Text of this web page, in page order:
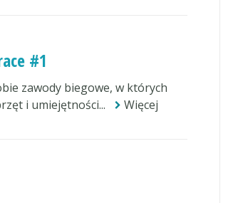
#1
zawody biegowe, w których
i umiejętności...
Więcej